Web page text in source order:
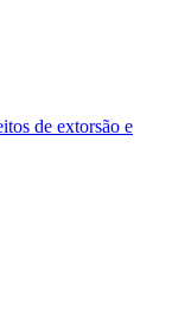
de extorsão e